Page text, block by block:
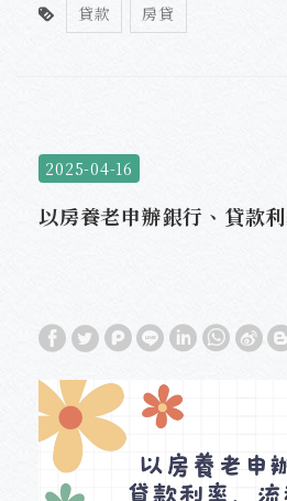
貸款 房貸
2025-04-16
以房養老申辦銀行、貸款